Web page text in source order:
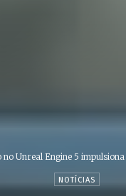
no Unreal Engine 5
NOTÍCIAS